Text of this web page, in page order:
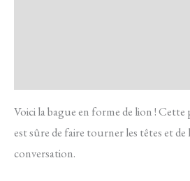
Voici la bague en forme de lion ! Cette
est sûre de faire tourner les têtes et de
conversation.